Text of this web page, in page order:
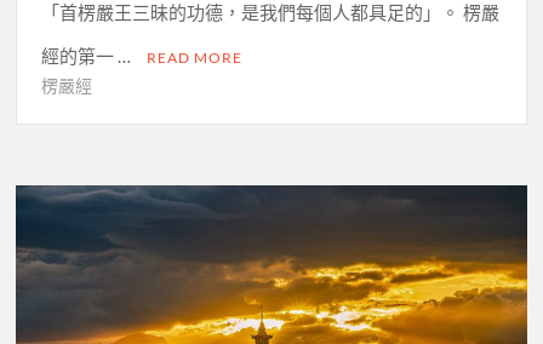
「首楞嚴王三昧的功德，是我們每個人都具足的」。 楞嚴
經的第一 …
READ MORE
楞嚴經